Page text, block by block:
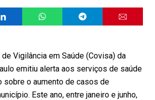
Vigilância em Saúde (Covisa) da
emitiu alerta aos serviços de saúde
sobre o aumento de casos de
Este ano, entre janeiro e junho,